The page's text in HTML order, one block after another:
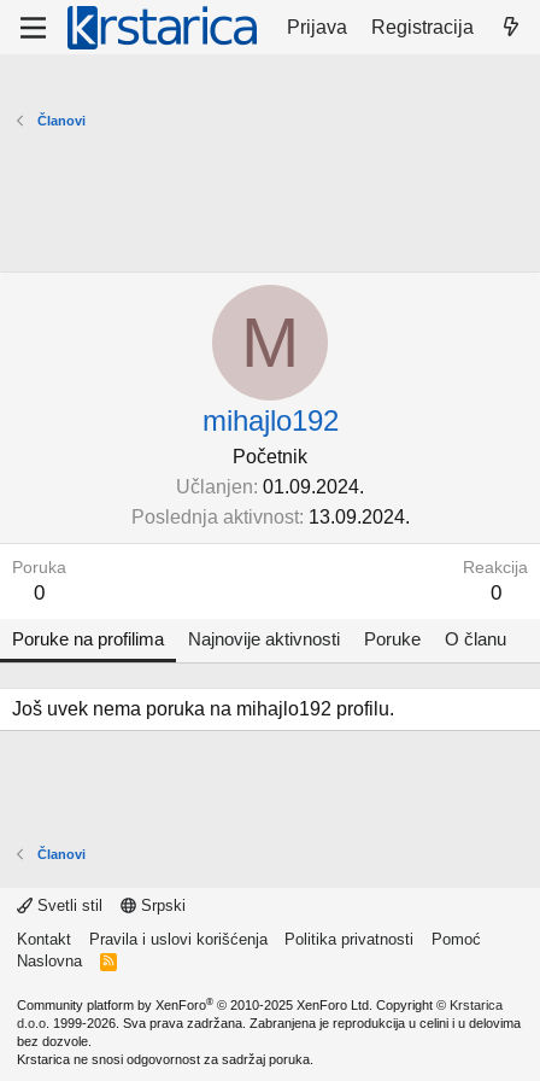
Prijava Registracija
Članovi
M
mihajlo192
Početnik
Učlanjen 01.09.2024.
Poslednja aktivnost 13.09.2024.
Poruka
0
Reakcija
0
Poruke na profilima Najnovije aktivnosti Poruke O članu
Još uvek nema poruka na mihajlo192 profilu.
Članovi
Svetli stil
Srpski
Kontakt
Pravila i uslovi korišćenja Politika privatnosti
Pomoć
Naslovna
R
Community platform by XenForo® © 2010-2025 XenForo Ltd. Copyright © Krstarica
d.o.o. 1999-2026. Sva prava zadržana. Zabranjena je reprodukcija u celini i u delovima
bez dozvole.
Krstarica ne snosi odgovornost za sadržaj poruka.